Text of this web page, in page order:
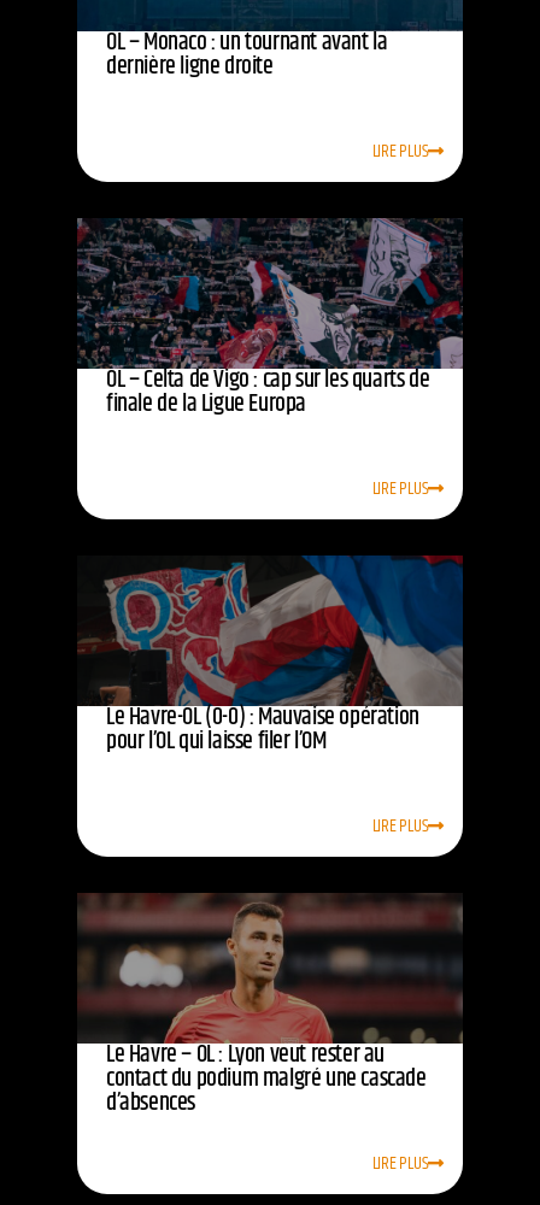
OL – Monaco : un tournant avant la
dernière ligne droite
LIRE PLUS
OL – Celta de Vigo : cap sur les quarts de
finale de la Ligue Europa
LIRE PLUS
Le Havre-OL (0-0) : Mauvaise opération
pour l’OL qui laisse filer l’OM
LIRE PLUS
Le Havre – OL : Lyon veut rester au
contact du podium malgré une cascade
d’absences
LIRE PLUS